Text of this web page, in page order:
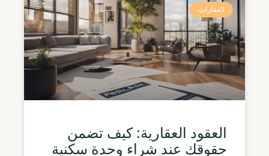
العقارات
العقود العقارية: كيف تضمن
حقوقك عند شراء وحدة سكنية